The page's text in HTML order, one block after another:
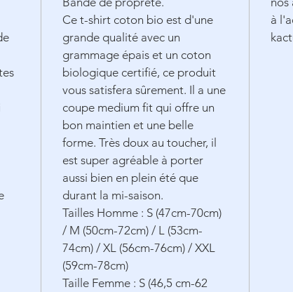
Ce t-shirt coton bio est d'une
grande qualité avec un
grammage épais et un coton
biologique certifié, ce produit
vous satisfera sûrement. Il a une
coupe medium fit qui offre un
bon maintien et une belle
forme. Très doux au toucher, il
est super agréable à porter
aussi bien en plein été que
durant la mi-saison.
Tailles Homme : S (47cm-70cm)
/ M (50cm-72cm) / L (53cm-
74cm) / XL (56cm-76cm) / XXL
(59cm-78cm)
Taille Femme : S (46,5 cm-62
à